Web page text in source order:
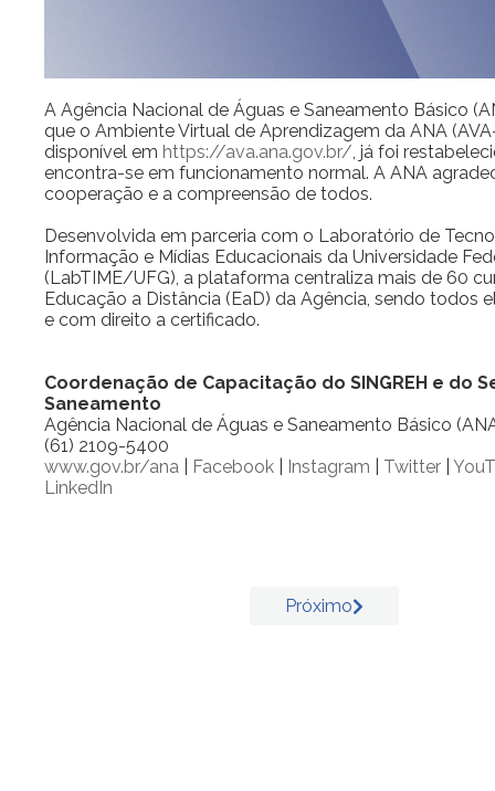
A Agência Nacional de Águas e Saneamento Básico
que o Ambiente Virtual de Aprendizagem da ANA
disponível em https://ava.ana.gov.br/, já foi
encontra-se em funcionamento normal. A ANA
cooperação e a compreensão de todos.
Desenvolvida em parceria com o Laboratório de
Informação e Mídias Educacionais da Universidade
(LabTIME/UFG), a plataforma centraliza mais de 60
Educação a Distância (EaD) da Agência, sendo todos
e com direito a certificado.
Coordenação de Capacitação do SINGREH e do
Saneamento
Agência Nacional de Águas e Saneamento Básico
(61) 2109-5400
www.gov.br/ana
Facebook Instagram Twitter
LinkedIn
Próximo
Próximo